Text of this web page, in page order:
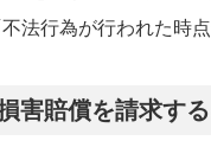
法行為が行われた時
害賠償を請求す